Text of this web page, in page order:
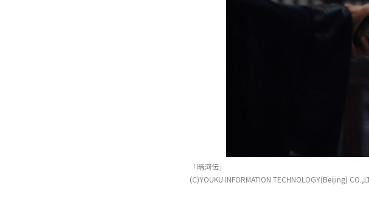
「暗河伝」
(C)YOUKU INFORMATION TECHNOLOGY(Beijing)